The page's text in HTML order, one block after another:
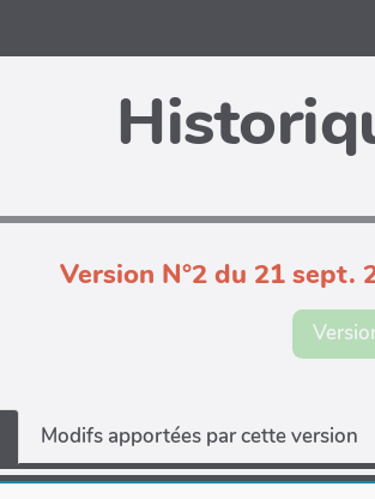
Version N°2 du 21 sept.
Modifs apportées par cette version